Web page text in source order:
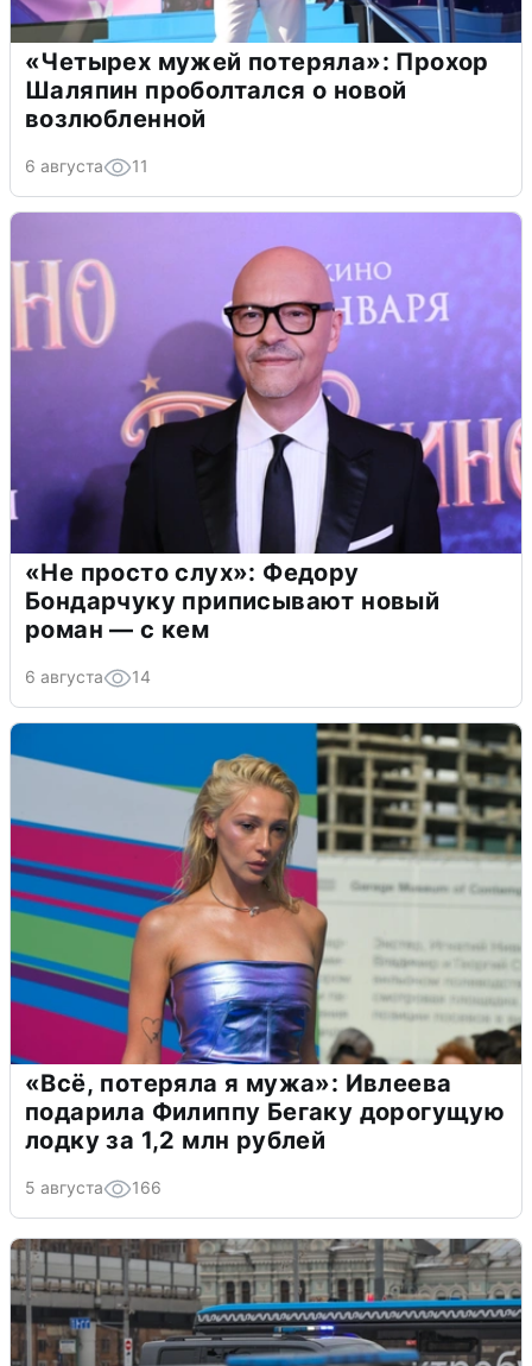
«Четырех мужей потеряла»: Прохор
Шаляпин проболтался о новой
возлюбленной
6 августа 11
«Не просто слух»: Федору
Бондарчуку приписывают новый
роман — с кем
6 августа 14
«Всё, потеряла я мужа»: Ивлеева
подарила Филиппу Бегаку дорогущую
лодку за 1,2 млн рублей
5 августа 166